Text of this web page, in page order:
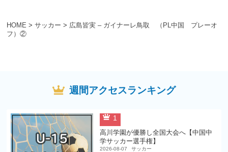
HOME > サッカー > 広島皆実 – ガイナーレ鳥取 （PL中国 プレーオ
フ）②
週間アクセスランキング
1
高川学園が優勝し全国大会へ【中国中
学サッカー選手権】
2026-08-07 サッカー